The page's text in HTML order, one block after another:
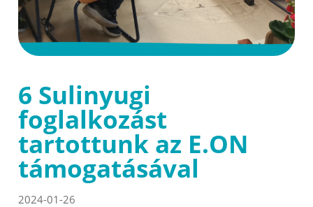
6 Sulinyugi
foglalkozást
tartottunk az E.ON
támogatásával
2024-01-26